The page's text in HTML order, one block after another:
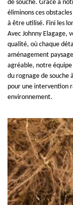
de souche. Grâce à
éliminons ces
à être utilisé. Fini les
Avec Johnny Elagage,
qualité, où chaque
aménagement
agréable, notre
du rognage de souche
pour une intervention
environnement.